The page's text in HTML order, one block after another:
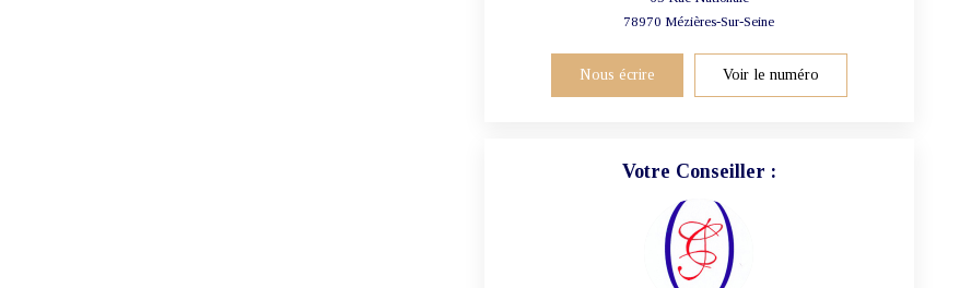
78970 Mézières-Sur-Seine
Nous écrire Voir le numéro
Votre Conseiller :